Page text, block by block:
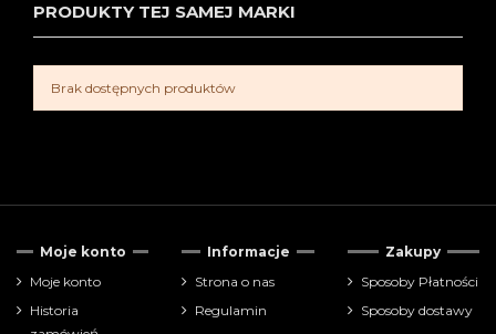
PRODUKTY TEJ SAMEJ MARKI
Brak dostępnych produktów
Moje konto
Moje konto
Historia
Informacje
Strona o nas
Regulamin
Zakupy
Sposoby Płatności
Sposoby dostawy